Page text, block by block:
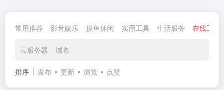
常用推荐 影音娱乐 摸鱼休闲 实用工具 生活服务 在线工具
云服务器 域名
排序 发布 更新 浏览 点赞